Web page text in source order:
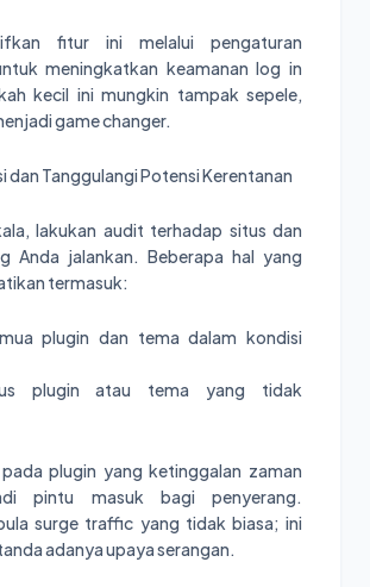
fitur ini melalui pengaturan
meningkatkan keamanan log in
kecil ini mungkin tampak sepele,
game changer.
dan Tanggulangi Potensi Kerentanan
lakukan audit terhadap situs dan
Anda jalankan. Beberapa hal yang
termasuk:
plugin dan tema dalam kondisi
plugin atau tema yang tidak
plugin yang ketinggalan zaman
pintu masuk bagi penyerang.
surge traffic yang tidak biasa; ini
adanya upaya serangan.